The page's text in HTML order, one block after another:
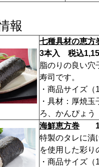
報
七種具材の恵方
3本入 税込
脂のりの良い
寿司です。
・商品サイズ
・具材：厚焼
ろ、かんぴょう
海鮮恵方巻 1
特製のタレに漬
を使用した彩り
・商品サイズ